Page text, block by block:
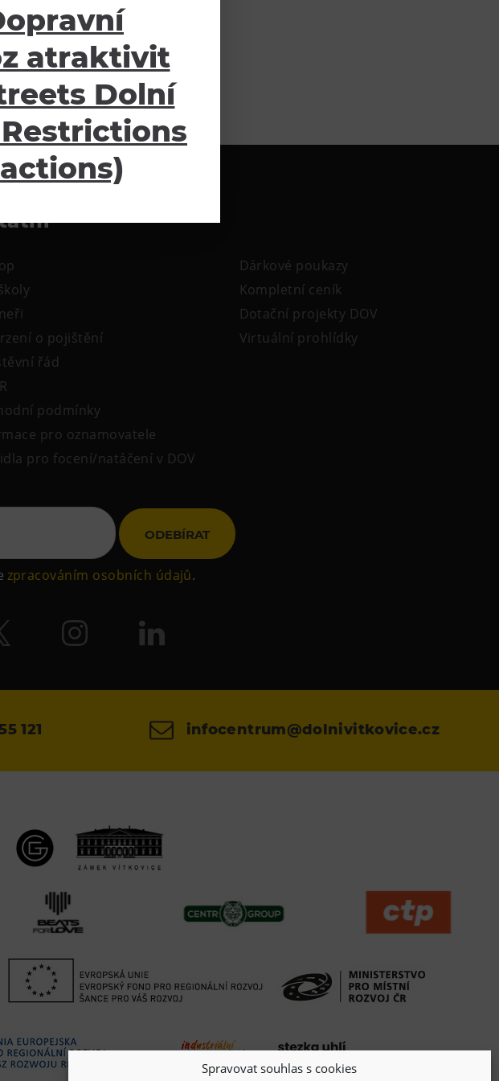
Spravovat souhlas s cookies
o pojištění
řád
podmínky
pro oznamovatele
pro focení/natáčení v DOV
Dárkové poukazy
Kompletní ceník
Dotační projekty DOV
Virtuální prohlídky
ODEBÍRAT
zpracováním osobních údajů.
121 infocentrum@dolnivitkovice.cz
atraktivit
Dolní